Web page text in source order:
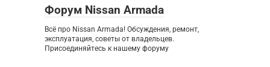
Форум Nissan Armada
Всё про Nissan Armada! Обсуждения, ремонт,
эксплуатация, советы от владельцев.
Присоединяйтесь к нашему форуму